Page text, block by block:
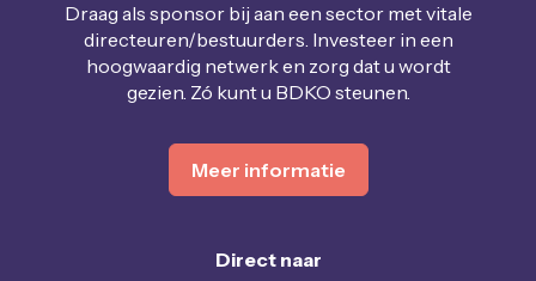
Draag als sponsor bij aan een sector met vitale
directeuren/bestuurders. Investeer in een
hoogwaardig netwerk en zorg dat u wordt
gezien. Zó kunt u BDKO steunen.
Meer informatie
Direct naar